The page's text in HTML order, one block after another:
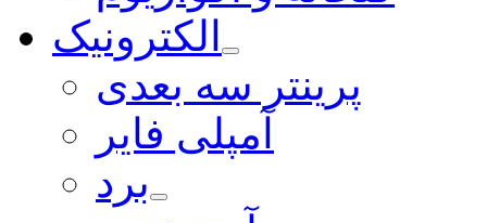
الکترونیک
پرینتر سه بعدی
آمپلی فایر
برد